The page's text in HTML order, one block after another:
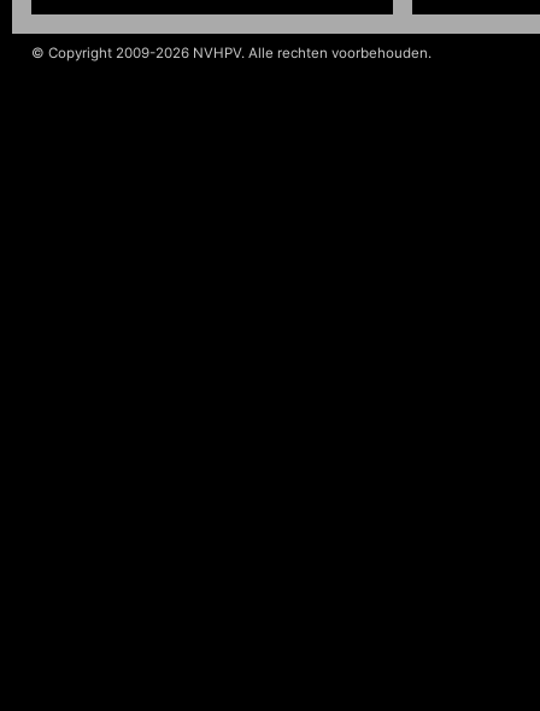
© Copyright 2009-2026 NVHPV. Alle rechten voorbehouden.